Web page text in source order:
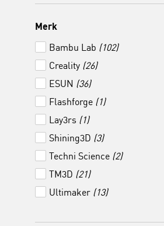
Merk
Bambu Lab (102)
Creality (26)
ESUN (36)
Flashforge (1)
Lay3rs (1)
Shining3D (3)
Techni Science (2)
TM3D (21)
Ultimaker (13)